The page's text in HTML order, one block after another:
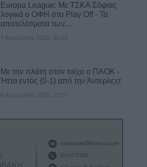
Europa League: Με ΤΣΚΑ Σόφιας
λογικά ο ΟΦΗ στα Play Off - Τα
αποτελέσματα των…
7 Αυγούστου 2026, 00:04
Με την πλάτη στον τοίχο ο ΠΑΟΚ -
Ήττα εντός (0-1) από την Άντερλεχτ
6 Αυγούστου 2026, 22:57